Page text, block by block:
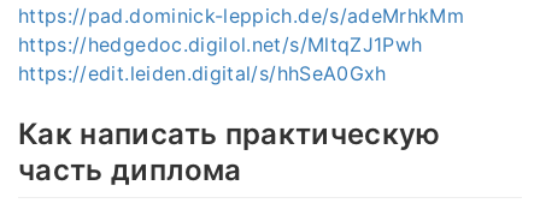
https://pad.dominick-leppich.de/s/adeMrhkMm
https://hedgedoc.digilol.net/s/MltqZJ1Pwh
https://edit.leiden.digital/s/hhSeA0Gxh
Как написать практическую
часть диплома